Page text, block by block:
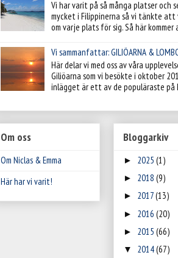
Vi har varit på så många platser och
mycket i Filippinerna så vi tänkte att
om varje plats för sig. Så här kommer
Vi sammanfattar: GILIÖARNA &
Här delar vi med oss av våra
Giliöarna som vi besökte i oktober
inlägget är ett av de populäraste på
Om oss
Om Niclas & Emma
Här har vi varit!
Bloggarkiv
► 2025 (1)
► 2018 (9)
► 2017(13)
► 2016 (20)
► 2015 (66)
▼ 2014(67)